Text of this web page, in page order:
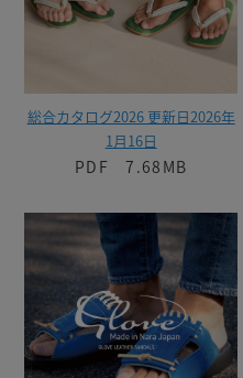
総合カタログ2026 更新日2026年
1月16日
PDF 7.68MB